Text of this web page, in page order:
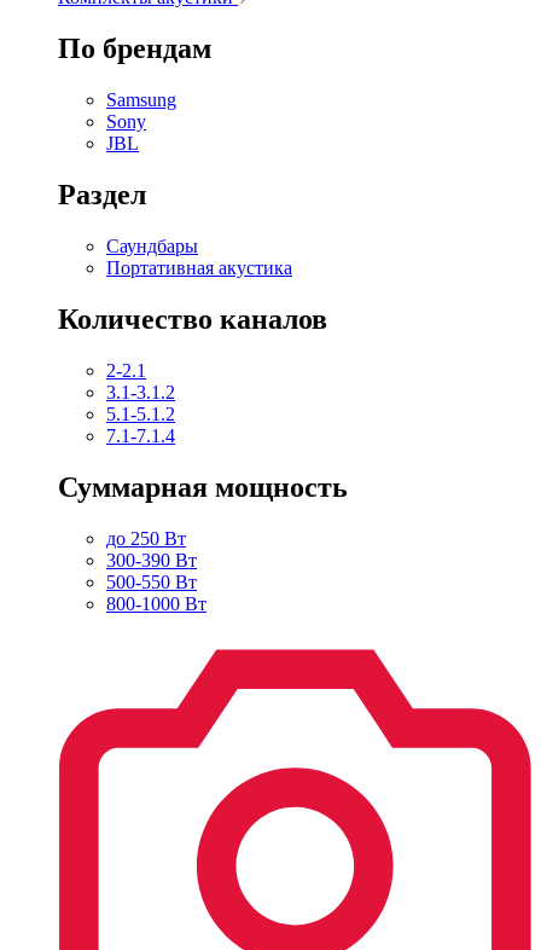
По брендам
Samsung
Sony
JBL
Раздел
Саундбары
Портативная акустика
Количество каналов
2-2.1
3.1-3.1.2
5.1-5.1.2
7.1-7.1.4
Суммарная мощность
до 250 Вт
300-390 Вт
500-550 Вт
800-1000 Вт